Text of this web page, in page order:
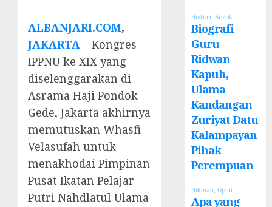
ALBANJARI.COM,
JAKARTA – Kongres
IPPNU ke XIX yang
diselenggarakan di
Asrama Haji Pondok
Gede, Jakarta akhirnya
memutuskan Whasfi
Velasufah untuk
menakhodai Pimpinan
Pusat Ikatan Pelajar
Putri Nahdlatul Ulama
Histori Sosok
Biografi
Guru
Ridwan
Kapuh,
Ulama
Kandangan
Zuriyat Datu
Kalampayan
Pihak
Perempuan
Hikmah, Opini
Apa yang